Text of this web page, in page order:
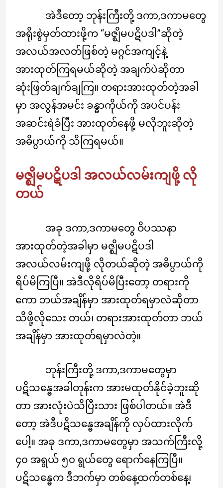
အဲဒီတော့ ဘုန်းကြီးတို့ ဒကာ,ဒကာမတွေ
အရိုးစွဲမှတ်ထားဖို့က “မဇ္ဈိမပဋိပဒါ”ဆိုတဲ့
အလယ်အလတ်ဖြစ်တဲ့ မဂ္ဂင်အကျင့်နဲ့
အားထုတ်ကြရမယ်ဆိုတဲ့ အချက်ပဲဆိုတာ
ဆုံးဖြတ်ချက်ချကြ။ တရားအားထုတ်တဲ့အခါ
မှာ အလွန်အမင်း ခန္ဓာကိုယ်ကို အပင်ပန်း
အဆင်းရဲခံပြီး အားထုတ်နေဖို့ မလိုဘူးဆိုတဲ့
အဓိပ္ပာယ်ကို သိကြရမယ်။
မဇ္ဈိမပဋိပဒါ အလယ်လမ်းကျဖို့ လို
တယ်
အခု ဒကာ,ဒကာမတွေ ဝိပဿနာ
အားထုတ်တဲ့အခါမှာ မဇ္ဈိမပဋိပဒါ
အလယ်လမ်းကျဖို့ လိုတယ်ဆိုတဲ့ အဓိပ္ပာယ်ကို
ရိပ်မိကြပြီ။ အဲဒီလိုရိပ်မိပြီးတော့ တရားကို
ကော ဘယ်အချိန်မှာ အားထုတ်ရမှာလဲဆိုတာ
သိဖို့လိုသေး တယ်၊ တရားအားထုတ်တာ ဘယ်
အချိန်မှာ အားထုတ်ရမှာလဲတဲ့။
ဘုန်းကြီးတို့ ဒကာ,ဒကာမတွေမှာ
ပဋိသန္ဓေအခါတုန်းက အားမထုတ်နိုင်ခဲ့ဘူးဆို
တာ အားလုံးပဲသိပြီးသား ဖြစ်ပါတယ်။ အဲဒီ
တော့ အဲဒီပဋိသန္ဓေအချိန်ကို လှပ်ထားလိုက်
ပေါ့။ အခု ဒကာ,ဒကာမတွေမှာ အသက်ကြီးလို့
၄၀ အရွယ် ၅၀ ရွယ်တွေ ရောက်နေကြပြီ။
ပဋိသန္ဓေက ဒီဘက်မှာ တစ်နေ့ထက်တစ်နေ့၊